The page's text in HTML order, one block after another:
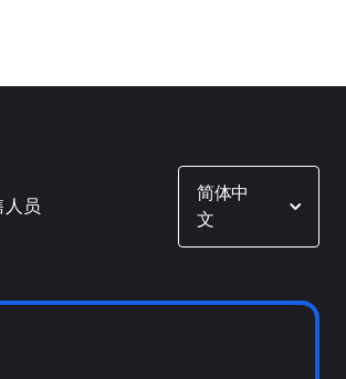
人员
简体中
文
Show options